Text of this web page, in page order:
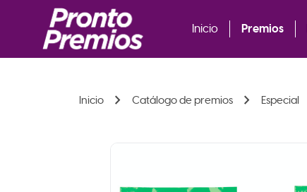
Inicio Premios
Inicio chevron_right Catálogo de premios chevron_right Especial